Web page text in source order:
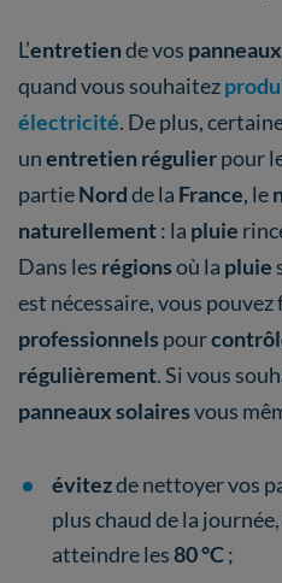
L’entretiende vos
quand vous souhaitez
électricité. De plus,
unentretien régulierpour
partieNordde la France, le
naturellement: la pluie
Dans les régionsoù la pluie
est nécessaire, vous pouvez
professionnels pour
régulièrement. Si vous
panneaux solairesvous
évitezde nettoyer vos
plus chaud de la
atteindre les80 °C;